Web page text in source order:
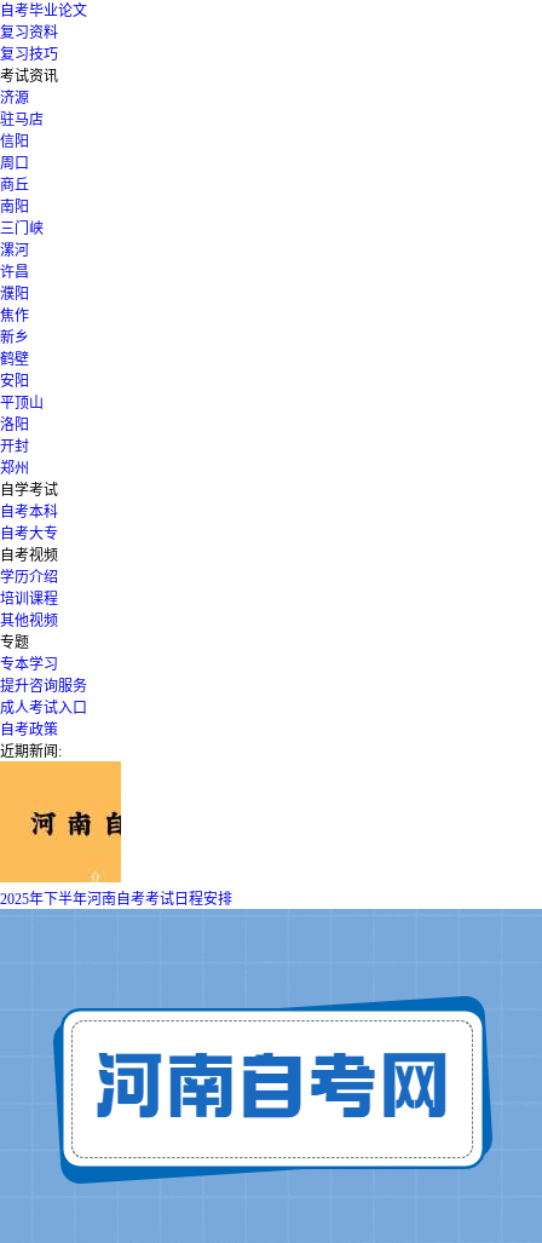
自考毕业论文
复习资料
复习技巧
考试资讯
济源
驻马店
信阳
周口
商丘
南阳
三门峡
漯河
许昌
濮阳
焦作
新乡
鹤壁
安阳
平顶山
洛阳
开封
郑州
自学考试
自考本科
自考大专
自考视频
学历介绍
培训课程
其他视频
专题
专本学习
提升咨询服务
成人考试入口
自考政策
近期新闻:
2025年下半年河南自考考试日程安排